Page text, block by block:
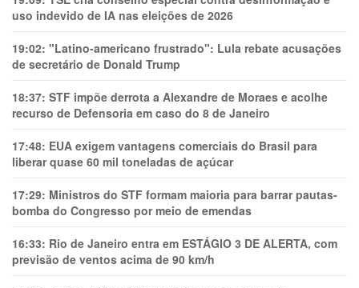
uso indevido de IA nas eleições de 2026
19:02: "Latino-americano frustrado": Lula rebate acusações
de secretário de Donald Trump
18:37: STF impõe derrota a Alexandre de Moraes e acolhe
recurso de Defensoria em caso do 8 de Janeiro
17:48: EUA exigem vantagens comerciais do Brasil para
liberar quase 60 mil toneladas de açúcar
17:29: Ministros do STF formam maioria para barrar pautas-
bomba do Congresso por meio de emendas
16:33: Rio de Janeiro entra em ESTÁGIO 3 DE ALERTA, com
previsão de ventos acima de 90 km/h